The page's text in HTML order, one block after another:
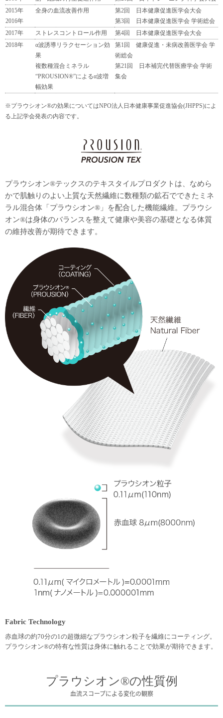
2015年
2016年
全身の血流改善作用
第2回 日本健康促進医学会大会
第3回 日本健康促進医学会 学術総会
2017年
ストレスコントロール作用
第4回 日本健康促進医学会大会
2018年
α波誘導リラクセーション効
果
複数種混合ミネラル
“PROUSION®”によるα波増
幅効果
第1回 健康促進・未病改善医学会 学
術総会
第21回 日本補完代替医療学会 学術
集会
※プラウシオン®の効果についてはNPO法人日本健康事業促進協会(JHPPS)によ
る上記学会発表の内容です。
プラウシオン®テックスのテキスタイルプロダクトは、なめら
かで肌触りのよい上質な天然繊維に数種類の鉱石でできたミネ
ラル混合体「プラウシオン®」を配合した機能繊維。プラウシ
オン®は身体のバランスを整えて健康や美容の基礎となる体質
の維持改善が期待できます。
Fabric Technology
赤血球の約70分の1の超微細なプラウシオン粒子を繊維にコーティング。
プラウシオン®の特有な性質は身体に触れることで効果が期待できます。
プラウシオン®の性質例
血流スコープによる変化の観察